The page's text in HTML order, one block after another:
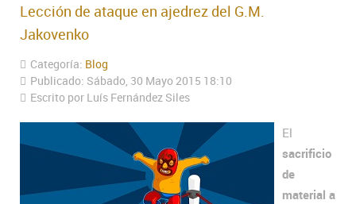
Lección de ataque en ajedrez del G.M.
Jakovenko
Categoría: Blog
Publicado: Sábado, 30 Mayo 2015 18:10
Escrito por Luís Fernández Siles
El
sacrificio
de
material a